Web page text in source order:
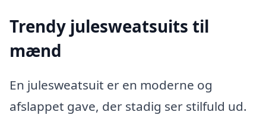
Trendy julesweatsuits til
mænd
En julesweatsuit er en moderne og
afslappet gave, der stadig ser stilfuld ud.